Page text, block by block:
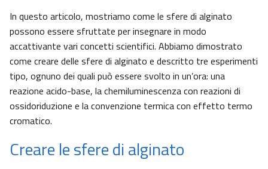
In questo articolo, mostriamo come le sfere di alginato
possono essere sfruttate per insegnare in modo
accattivante vari concetti scientifici. Abbiamo dimostrato
come creare delle sfere di alginato e descritto tre esperimenti
tipo, ognuno dei quali può essere svolto in un’ora: una
reazione acido-base, la chemiluminescenza con reazioni di
ossidoriduzione e la convenzione termica con effetto termo
cromatico.
Creare le sfere di alginato